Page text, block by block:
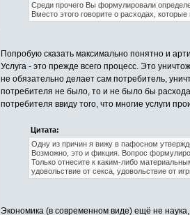
Среди прочего Вы формулировали
Вместо этого говорите о расходах,
Попробую сказать максимально понятно и
Услуга - это прежде всего процесс. Это
не обязательно делает сам потребитель,
потребителя не было, то и не было бы расхода
потребителя ввиду того, что многие услуги
Цитата:
Одну из причин я вижу в пафосном
Возможно, это и фикция. Вопрос
Только отнесите к каким-либо
удовольствие от секса, удовольствие от
Экономика (в современном виде) ещё не